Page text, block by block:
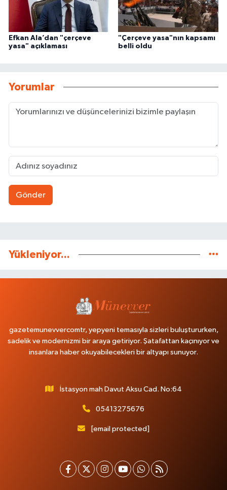
Efkan Ala’dan "çerçeve
yasa" açıklaması
"Çerçeve yasa"nın kapsamı
belli oldu
Yorumlar
Gönder
Yükleniyor...
gazetemunevvercomtr, yepyeni temasıyla sizleri buluştururken,
sadelik ve modernizmi bir araya getiriyor. Şatafattan kaçınıyor ve
insanlara haber okuyabilecekleri bir altyapı sunuyor.
İstasyon mah Davut Aksu Cad. No:64
05413275676
[email protected]